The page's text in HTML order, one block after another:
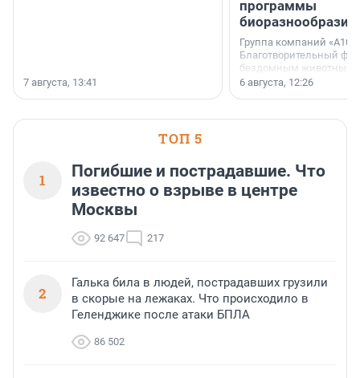
7 августа, 13:41
программы
биоразнообразия
Группа компаний
Благотворительный
бездомным животным
заключили соглашение
6 августа, 12:26
ТОП 5
1
Погибшие и пострадавшие. Что
известно о взрыве в центре
Москвы
92 647 217
2
Галька била в людей, пострадавших грузили
в скорые на лежаках. Что происходило в
Геленджике после атаки БПЛА
86 502